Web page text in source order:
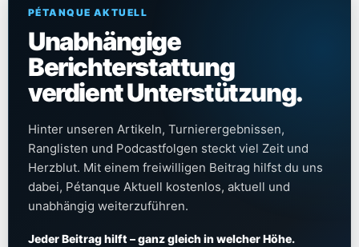
PÉTANQUE AKTUELL
Unabhängige
Berichterstattung
verdient Unterstützung.
Hinter unseren Artikeln, Turnierergebnissen,
Ranglisten und Podcastfolgen steckt viel Zeit und
Herzblut. Mit einem freiwilligen Beitrag hilfst du uns
dabei, Pétanque Aktuell kostenlos, aktuell und
unabhängig weiterzuführen.
Jeder Beitrag hilft – ganz gleich in welcher Höhe.